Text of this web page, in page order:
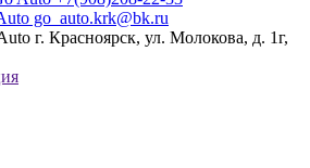
go_auto.krk@bk.ru
г. Красноярск, ул. Молокова, д. 1г,